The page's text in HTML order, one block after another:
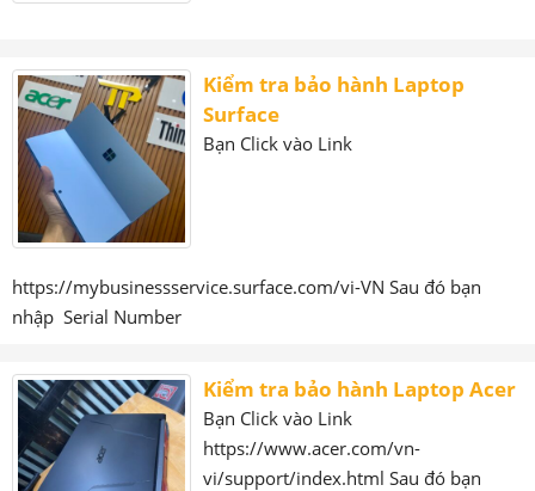
Kiểm tra bảo hành Laptop
Surface
Bạn Click vào Link
https://mybusinessservice.surface.com/vi-VN Sau đó bạn
nhập Serial Number
Kiểm tra bảo hành Laptop Acer
Bạn Click vào Link
https://www.acer.com/vn-
vi/support/index.html Sau đó bạn